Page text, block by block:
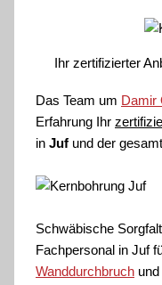
Ihr zertifizierter
Das Team um Damir
Erfahrung Ihr
in Juf und der
Schwäbische
Fachpersonal in Juf
Wanddurchbruch